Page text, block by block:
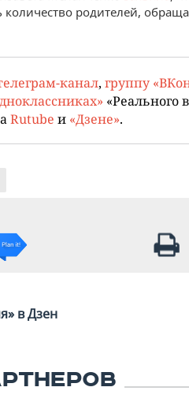
количество родителей,
канал, группу
«Реального
Rutube и «Дзене».
в Дзен